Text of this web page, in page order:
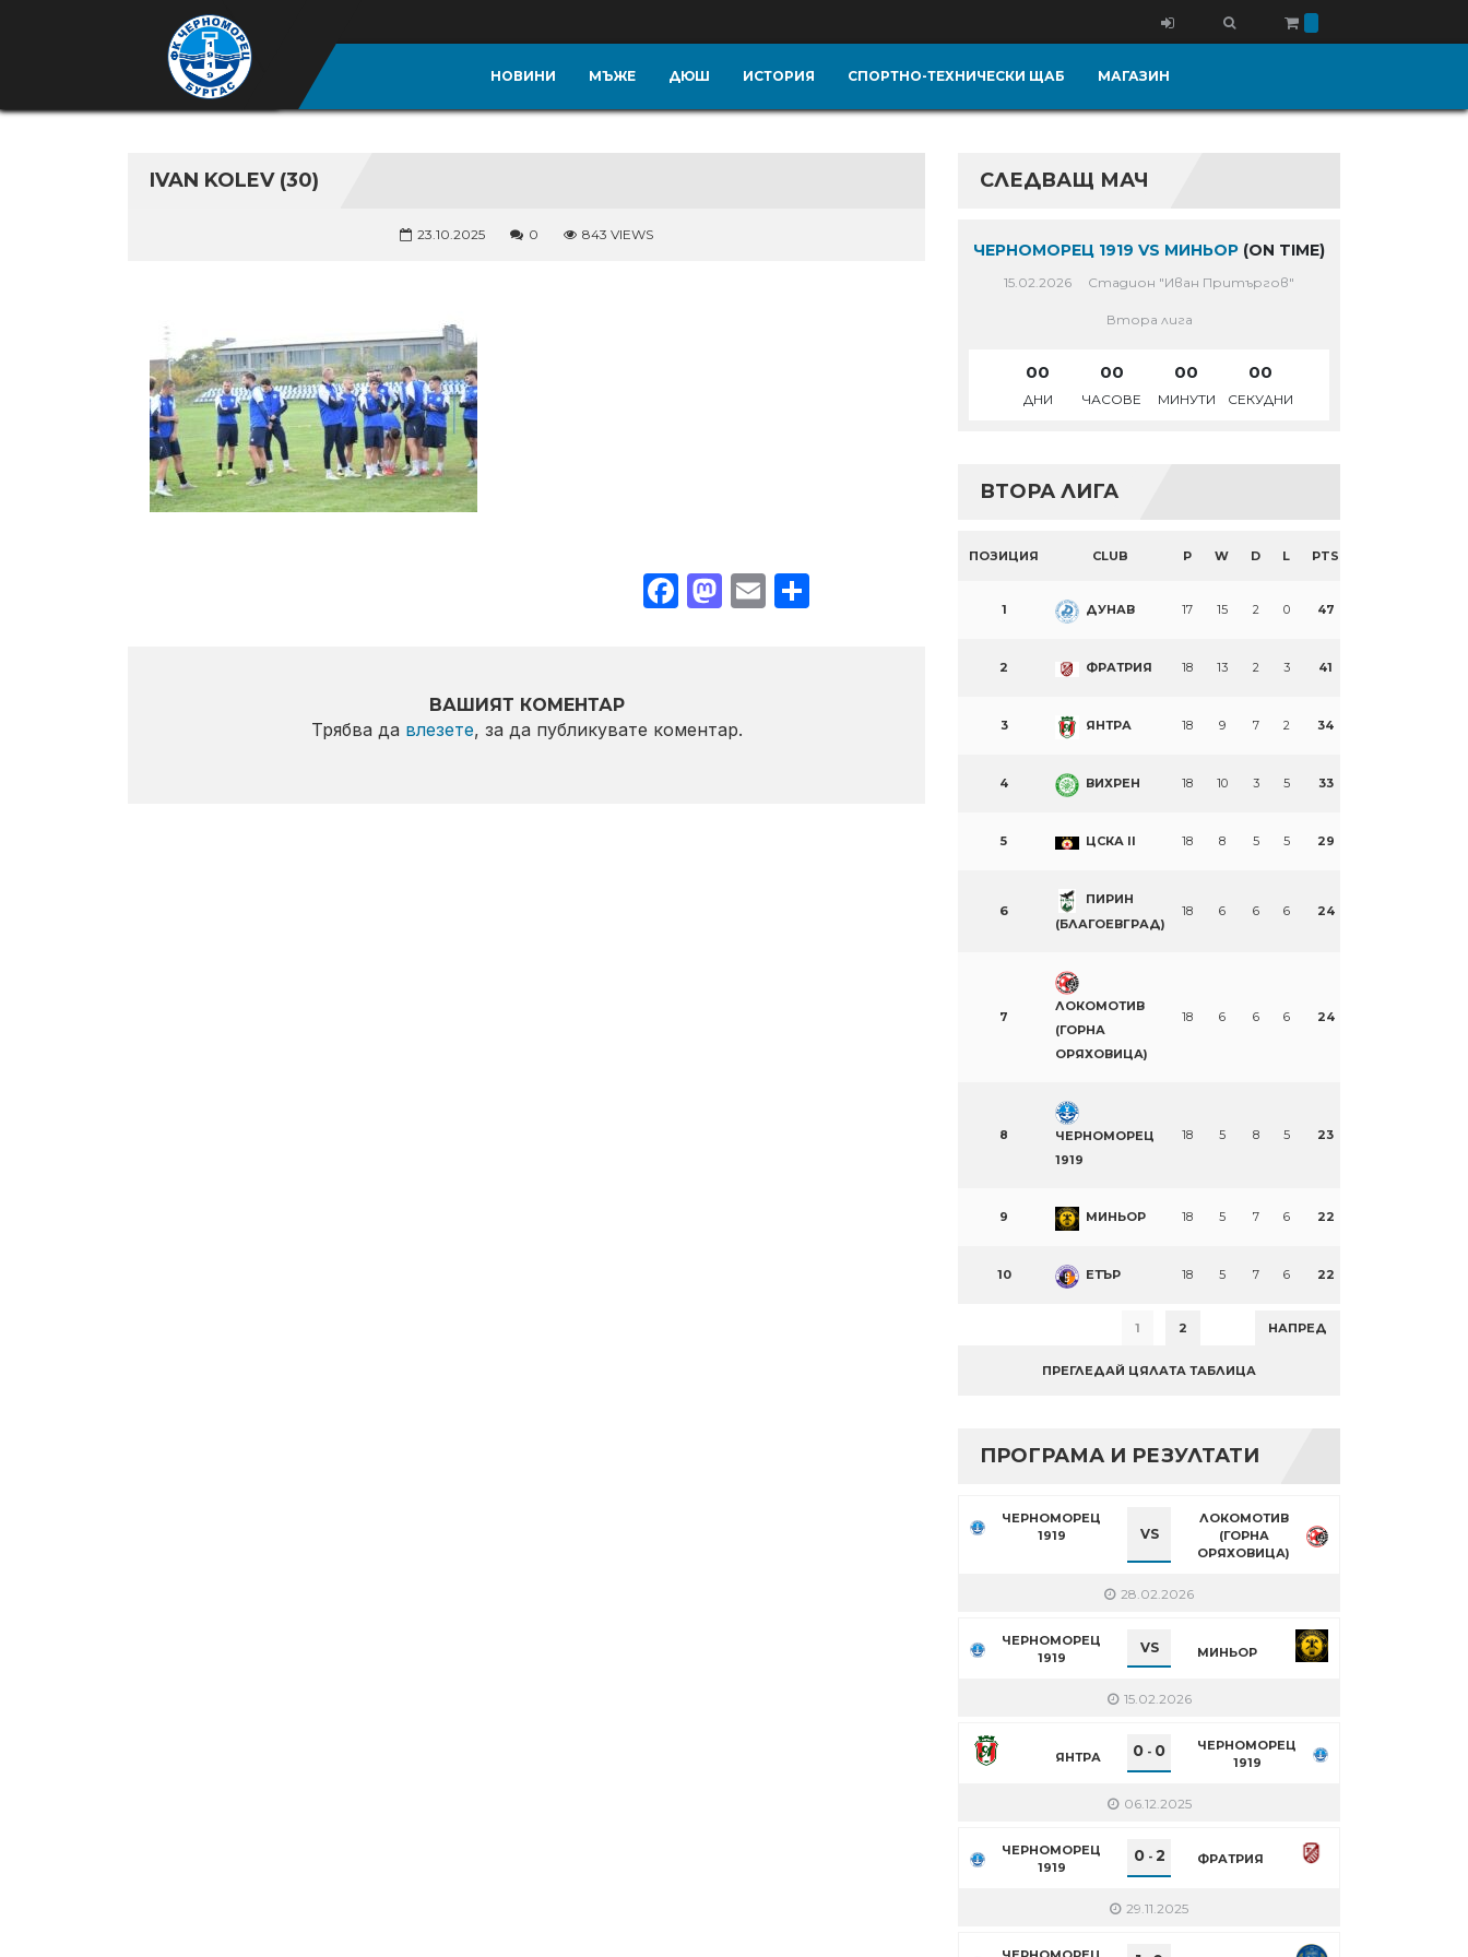
НОВИНИ МЪЖЕ ДЮШ ИСТОРИЯ СПОРТНО-ТЕХНИЧЕСКИ ЩАБ МАГАЗИН
IVAN KOLEV (30)
23.10.2025 0 843 VIEWS
Facebook
Mastodon
EmailShare
ВАШИЯТ КОМЕНТАР
Трябва да влезете, за да публикувате коментар.
СЛЕДВАЩ МАЧ
ЧЕРНОМОРЕЦ 1919 VS МИНЬОР (ON TIME)
15.02.2026 Стадион "Иван Притъргов"
Втора лига
00
ДНИ
00
ЧАСОВЕ
00
МИНУТИ
00
СЕКУДНИ
ВТОРА ЛИГА
ПОЗИЦИЯ CLUB P W D L PTS
1 ДУНАВ 17 15 2 0 47
2 ФРАТРИЯ 18 13 2 3 41
3 ЯНТРА 18 9 7 2 34
4 ВИХРЕН 18 10 3 5 33
5 ЦСКА II 18 8 5 5 29
6
ПИРИН
(БЛАГОЕВГРАД)
18 6 6 6 24
7
ЛОКОМОТИВ
(ГОРНА
ОРЯХОВИЦА)
18 6 6 6 24
8
ЧЕРНОМОРЕЦ
1919
18 5 8 5 23
9 МИНЬОР 18 5 7 6 22
10 ЕТЪР 18 5 7 6 22
1 2 НАПРЕД
ПРЕГЛЕДАЙ ЦЯЛАТА ТАБЛИЦА
ПРОГРАМА И РЕЗУЛТАТИ
ЧЕРНОМОРЕЦ
1919
VS
ЛОКОМОТИВ
(ГОРНА
ОРЯХОВИЦА)
28.02.2026
ЧЕРНОМОРЕЦ
1919
VS МИНЬОР
15.02.2026
ЯНТРА 0 - 0
ЧЕРНОМОРЕЦ
1919
06.12.2025
ЧЕРНОМОРЕЦ
1919
0- 2 ФРАТРИЯ
29.11.2025